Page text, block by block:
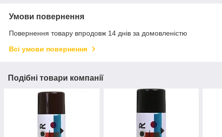
Умови повернення
Повернення товару впродовж 14 днів за домовленістю
Всі умови повернення
Подібні товари компанії